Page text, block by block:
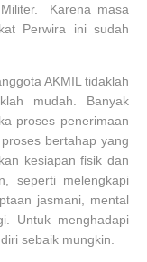
Karena masa
Perwira ini sudah
AKMIL tidaklah
mudah. Banyak
proses penerimaan
bertahap yang
kesiapan fisik dan
seperti melengkapi
jasmani, mental
Untuk menghadapi
sebaik mungkin.